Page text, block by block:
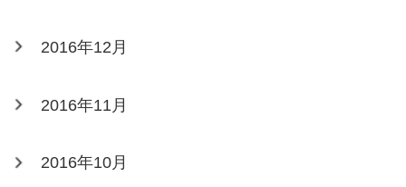
2016年12月
2016年11月
2016年10月